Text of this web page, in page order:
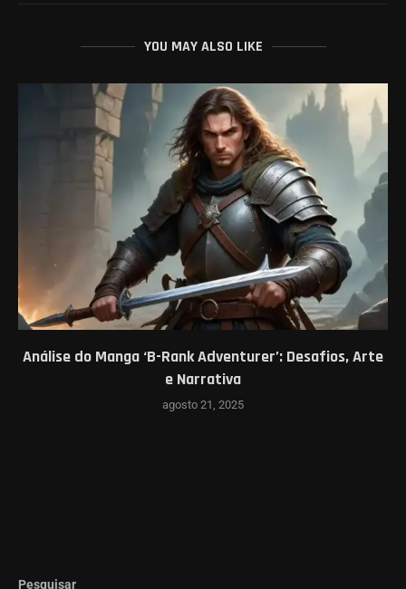
YOU MAY ALSO LIKE
Análise do Manga ‘B-Rank Adventurer’: Desafios, Arte
e Narrativa
agosto 21, 2025
Pesquisar